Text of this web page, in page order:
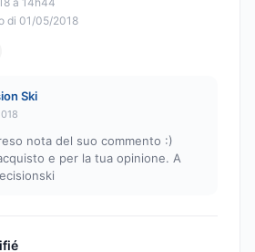
di 01/05/2018
Ski
nota del suo commento :)
e per la tua opinione. A